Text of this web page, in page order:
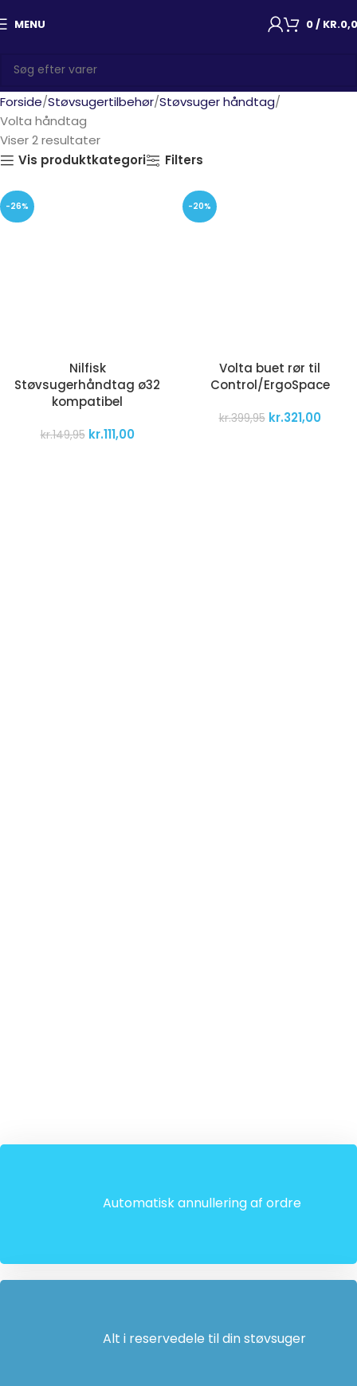
MENU 0/ KR.
Forside Støvsugertilbehør Støvsuger håndtag
Volta håndtag
Viser 2 resultater
Vis produktkategori
Filters
-26%
Nilfisk
Støvsugerhåndtag ø32
kompatibel
kr.149,95 kr.111,00
-20%
Volta buet rør til
Control/ErgoSpace
kr.399,95 kr.321,00
Automatisk annullering af ordre
Alt i reservedele til din støvsuger